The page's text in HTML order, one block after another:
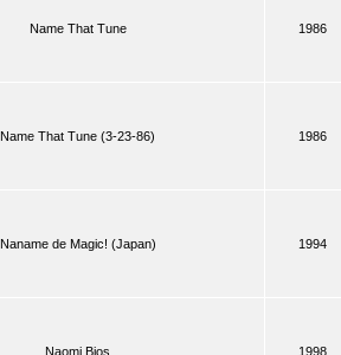
Name That Tune 1986
Name That Tune (3-23-86) 1986
Naname de Magic! (Japan) 1994
Naomi Bios 1998